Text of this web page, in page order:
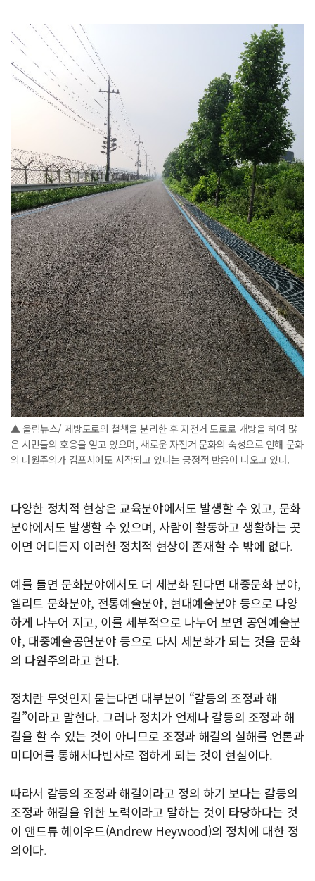
▲ 울림뉴스/ 제방도로의 철책을 분리한 후 자전거 도로로 개방을 하여 많
은 시민들의 호응을 얻고 있으며, 새로운 자전거 문화의 숙성으로 인해 문화
의 다원주의가 김포시에도 시작되고 있다는 긍정적 반응이 나오고 있다.
다양한 정치적 현상은 교육분야에서도 발생할 수 있고, 문화
분야에서도 발생할 수 있으며, 사람이 활동하고 생활하는 곳
이면 어디든지 이러한 정치적 현상이 존재할 수 밖에 없다.
예를 들면 문화분야에서도 더 세분화 된다면 대중문화 분야,
엘리트 문화분야, 전통예술분야, 현대예술분야 등으로 다양
하게 나누어 지고, 이를 세부적으로 나누어 보면 공연예술분
야, 대중예술공연분야 등으로 다시 세분화가 되는 것을 문화
의 다원주의라고 한다.
정치란 무엇인지 묻는다면 대부분이 “갈등의 조정과 해
결”이라고 말한다. 그러나 정치가 언제나 갈등의 조정과 해
결을 할 수 있는 것이 아니므로 조정과 해결의 실해를 언론과
미디어를 통해서다반사로 접하게 되는 것이 현실이다.
따라서 갈등의 조정과 해결이라고 정의 하기 보다는 갈등의
조정과 해결을 위한 노력이라고 말하는 것이 타당하다는 것
이 앤드류 헤이우드(Andrew Heywood)의 정치에 대한 정
의이다.